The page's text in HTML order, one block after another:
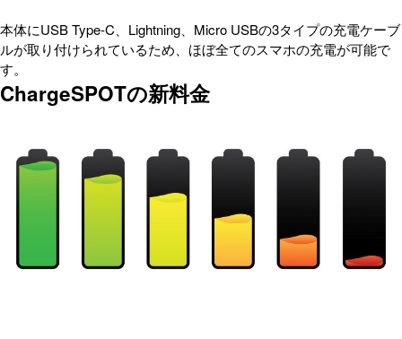
本体にUSB Type-C、Lightning、Micro USBの3タイプの充電ケーブ
ルが取り付けられているため、ほぼ全てのスマホの充電が可能で
す。
ChargeSPOTの新料金